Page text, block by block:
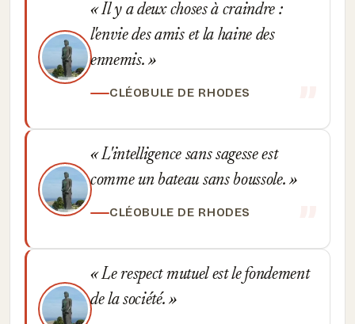
Il y a deux choses à craindre :
l'envie des amis et la haine des
ennemis.
CLÉOBULE DE RHODES
L'intelligence sans sagesse est
comme un bateau sans boussole.
CLÉOBULE DE RHODES
Le respect mutuel est le fondement
de la société.